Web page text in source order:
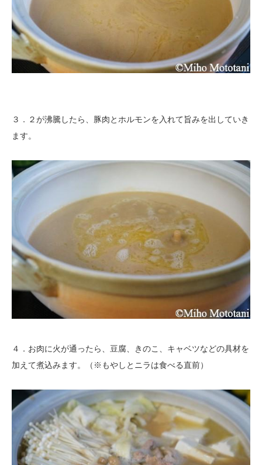
３．２が沸騰したら、豚肉とホルモンを入れて旨みを出していき
ます。
４．お肉に火が通ったら、豆腐、きのこ、キャベツなどの具材を
加えて煮込みます。（※もやしとニラは食べる直前）